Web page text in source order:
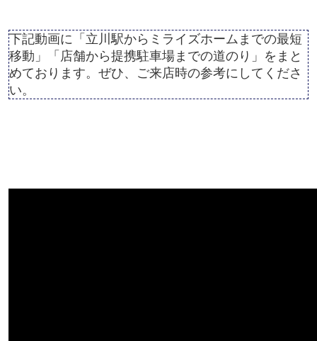
下記動画に「立川駅からミライズホームまでの最短
移動」「店舗から提携駐車場までの道のり」をまと
めております。ぜひ、ご来店時の参考にしてくださ
い。